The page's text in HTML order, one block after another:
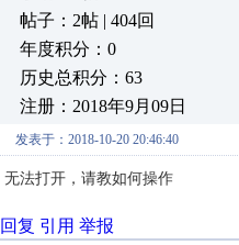
帖子：2帖 | 404回
年度积分：0
历史总积分：63
注册：2018年9月09日
发表于：2018-10-20 20:46:40
无法打开，请教如何操作
回复 引用 举报